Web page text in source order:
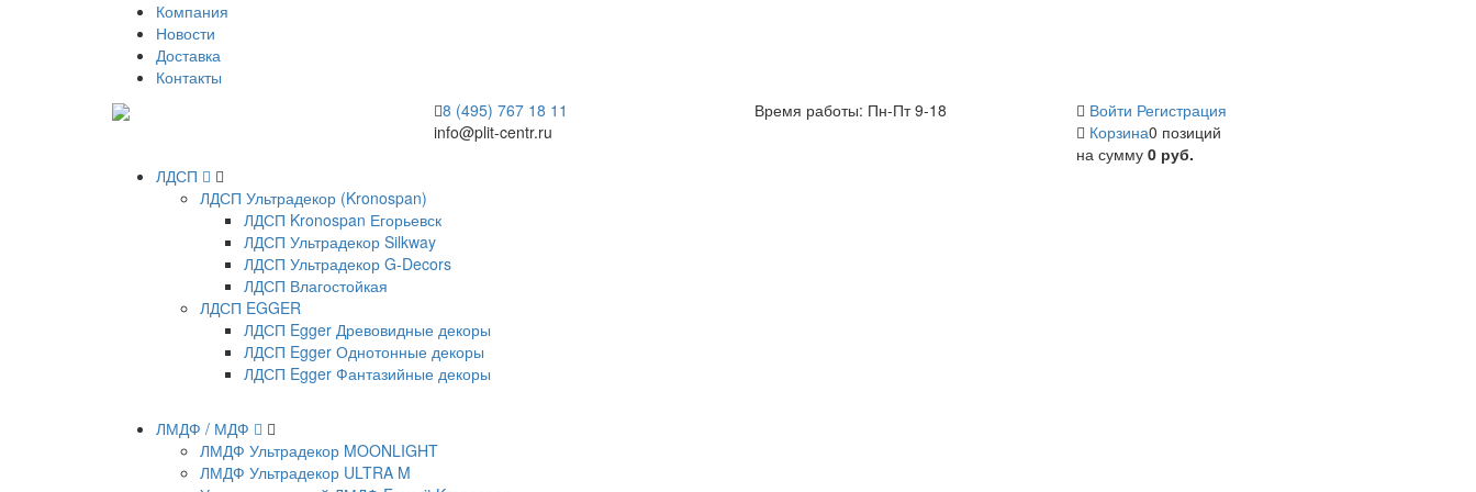
Компания
Новости
Доставка
Контакты
8 (495) 767 18 11
info@plit-centr.ru
Время работы: Пн-Пт 9-18 Войти Регистрация
Корзина0 позиций
на сумму 0 руб.
ЛДСП
ЛДСП Ультрадекор (Kronospan)
ЛДСП Kronospan Егорьевск
ЛДСП Ультрадекор Silkway
ЛДСП Ультрадекор G-Decors
ЛДСП Влагостойкая
ЛДСП EGGER
ЛДСП Egger Древовидные декоры
ЛДСП Egger Однотонные декоры
ЛДСП Egger Фантазийные декоры
ЛМДФ / МДФ
ЛМДФ Ультрадекор MOONLIGHT
ЛМДФ Ультрадекор ULTRA M